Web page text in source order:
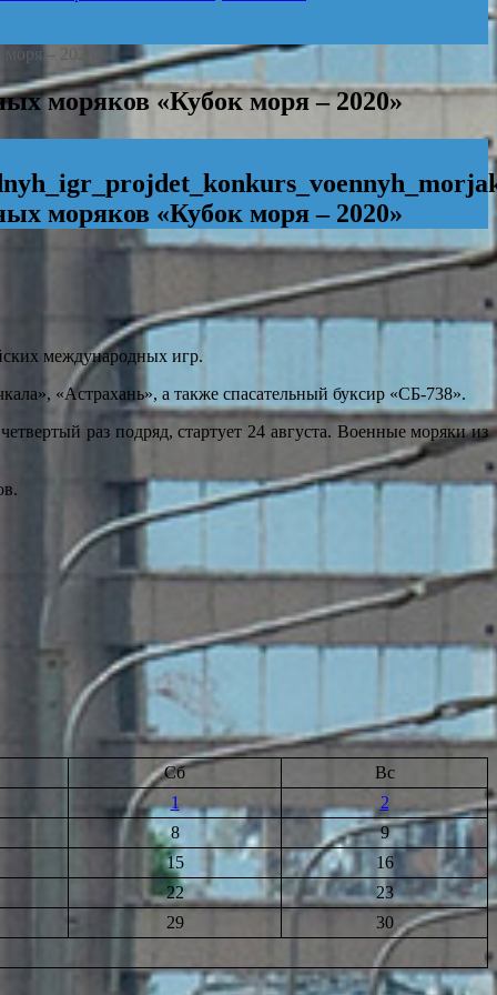
– 2020»
моряков «Кубок моря – 2020»
моряков «Кубок моря – 2020»
международных игр.
«Астрахань», а также спасательный буксир «СБ-738».
раз подряд, стартует 24 августа. Военные моряки из
Сб
Вс
1
2
8
9
15
16
22
23
29
30